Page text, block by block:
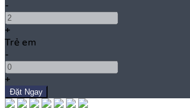
-
+
Trẻ em
-
+